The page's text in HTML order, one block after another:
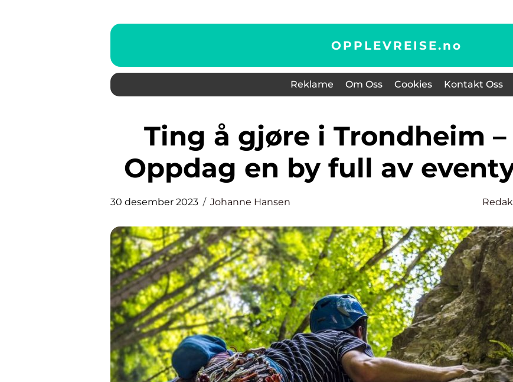
OPPLEVREISE.no
Reklame Om Oss Cookies Kontakt Oss
Ting å gjøre i Trondheim –
Oppdag en by full av
30 desember 2023 Johanne Hansen